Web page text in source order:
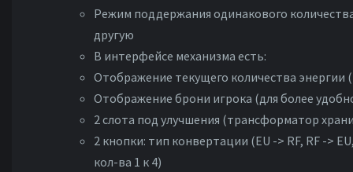
Режим поддержания одинакового
другую
В интерфейсе механизма есть:
Отображение текущего количества энергии
Отображение брони игрока (для более
2 слота под улучшения (трансформатор
2 кнопки: тип конвертации (EU -> RF, RF ->
кол-ва 1 к 4)